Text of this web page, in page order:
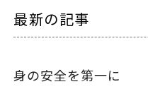
最新の記事
身の安全を第一に